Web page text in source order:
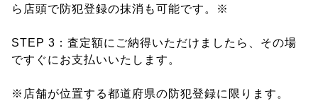
ら店頭で防犯登録の抹消も可能です。※
STEP 3：査定額にご納得いただけましたら、その場
ですぐにお支払いいたします。
※店舗が位置する都道府県の防犯登録に限ります。